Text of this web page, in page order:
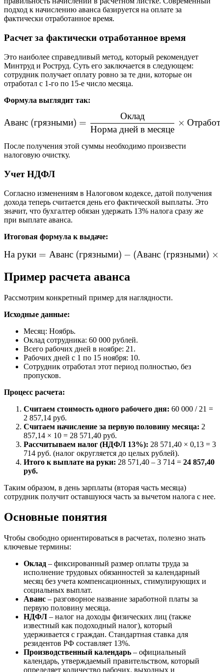
подход к начислению аванса базируется на оплате за
фактически отработанное время.
Расчет за фактически отработанное время
Это наиболее справедливый метод, который рекомендует
Минтруд и Роструд. Суть его заключается в следующем:
сотрудник получает оплату ровно за те дни, которые он
отработал с 1-го по 15-е число месяца.
Формула выглядит так:
\text{Аванс
Аванс (грязными) =
Норма дней в месяце
Оклад
×
После получения этой суммы необходимо произвести
налоговую очистку.
Учет НДФЛ
Согласно изменениям в Налоговом кодексе, датой получения
дохода теперь считается день его фактической выплаты. Это
значит, что бухгалтер обязан удержать 13% налога сразу же
при выплате аванса.
Итоговая формула к выдаче:
\text{На руки} =
На руки = Аванс(грязными) − (Аванс (грязными) ×
Пример расчета аванса
Рассмотрим конкретный пример для наглядности.
Исходные данные:
Месяц: Ноябрь.
Оклад сотрудника: 60 000 рублей.
Всего рабочих дней в ноябре: 21.
Рабочих дней с 1 по 15 ноября: 10.
Сотрудник отработал этот период полностью, без
пропусков.
Процесс расчета:
Считаем стоимость одного рабочего дня: 60 000 / 21 =
2 857,14 руб.
Считаем начисление за первую половину месяца: 2
857,14 × 10 = 28 571,40 руб.
Рассчитываем налог (НДФЛ 13%): 28 571,40 × 0,13 = 3
714 руб. (налог округляется до целых рублей).
Итого к выплате на руки: 28 571,40 – 3 714 = 24 857,40
руб.
Таким образом, в день зарплаты (вторая часть месяца)
сотрудник получит оставшуюся часть за вычетом налога с нее.
Основные понятия
Чтобы свободно ориентироваться в расчетах, полезно знать
ключевые термины:
Оклад – фиксированный размер оплаты труда за
исполнение трудовых обязанностей за календарный
месяц без учета компенсационных, стимулирующих и
социальных выплат.
Аванс – разговорное название заработной платы за
первую половину месяца.
НДФЛ – налог на доходы физических лиц (также
известный как подоходный налог), который
удерживается с граждан. Стандартная ставка для
резидентов РФ составляет 13%.
Производственный календарь – официальный
календарь, утверждаемый правительством, который
определяет количество рабочих, выходных и